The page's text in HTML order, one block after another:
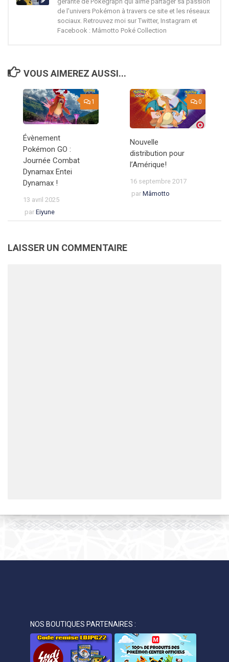
de l'univers Pokémon à travers ce site et les réseaux
sociaux. Retrouvez moi sur Twitter, Instagram et
Facebook : Mâmotto Poké Collection
VOUS AIMEREZ AUSSI...
1
Évènement
Pokémon GO :
Journée Combat
Dynamax Entei
Dynamax !
13 avril 2025
par Eiyune
0
Nouvelle
distribution pour
l’Amérique!
16 septembre 2017
par Mâmotto
LAISSER UN COMMENTAIRE
NOS BOUTIQUES PARTENAIRES :